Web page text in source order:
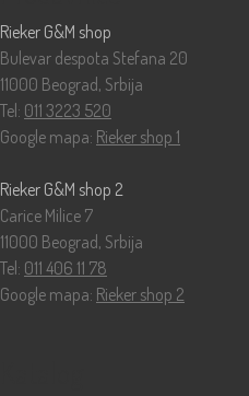
Rieker G&M shop
Bulevar despota Stefana 20
11000 Beograd, Srbija
Tel: 011 3223 520
Google mapa: Rieker shop 1
Rieker G&M shop 2
Carice Milice 7
11000 Beograd, Srbija
Tel: 011 406 11 78
Google mapa: Rieker shop 2